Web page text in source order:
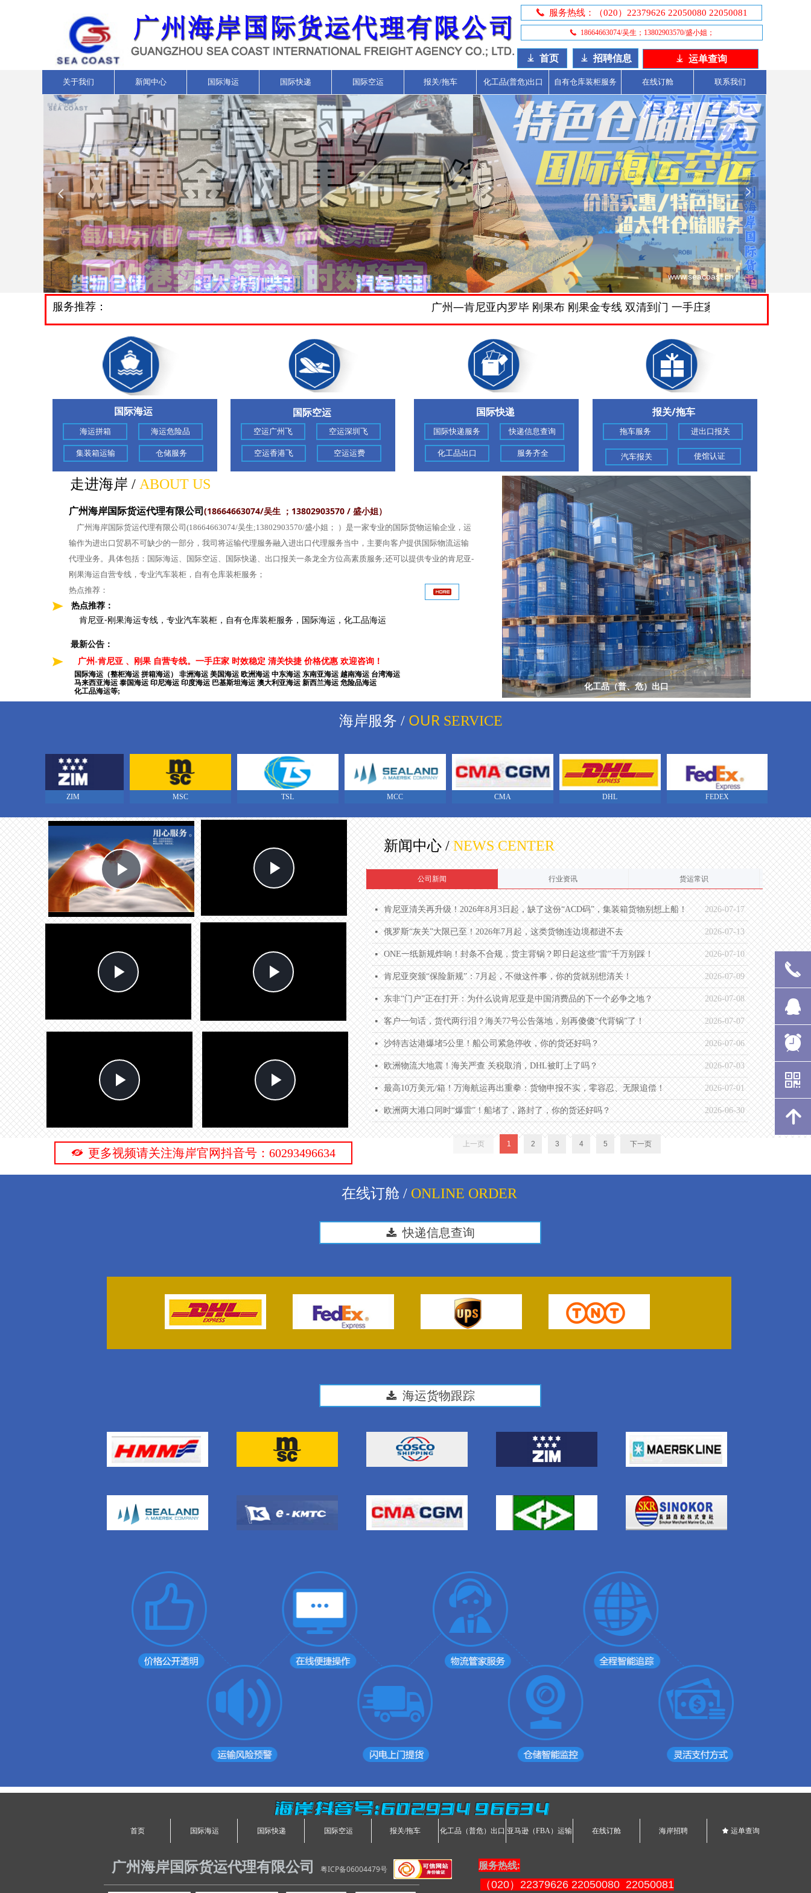
끅 18664663074/吴生；13802903570/盛小姐；
ꄈ 首页 ꄈ 招聘信息
끅 服务热线：（020）22379626 22050080 22050081
ꄈ 运单查询
www.seacoast.cn
关于我们 新闻中心 国际海运 国际快递 国际空运 报关/拖车 化工品(普危)出口 自有仓库装柜服务 在线订舱 联系我们
넳 넲
广州—肯尼亚内罗毕 刚果布 刚果金专线 双清到门 一手庄家 时效稳定 实力清关 特色仓
服务推荐：
广州海岸国际货运代理有限公司(18664663074/吴生;13802903570/盛小姐； ）是一家专业的国际货物运输企业，运
输作为进出口贸易不可缺少的一部分，我司将运输代理服务融入进出口代理服务当中，主要向客户提供国际物流运输
代理业务。具体包括：国际海运、国际空运、国际快递、出口报关一条龙全方位高素质服务;还可以提供专业的肯尼亚-
刚果海运自营专线，专业汽车装柜，自有仓库装柜服务；
热点推荐：
肯尼亚-刚果海运专线，专业汽车装柜，自有仓库装柜服务，国际海运，化工品海运
广州海岸国际货运代理有限公司(18664663074/吴生 ；13802903570 / 盛小姐）
国际海运
国际快递
国际空运
报关及拖车 化工品（普、危）出口
刚果金专线
新闻中心 / NEWS CENTER
公司新闻 行业资讯 货运常识
2026-07-17
넷 肯尼亚清关再升级！2026年8月3日起，缺了这份“ACD码”，集装箱货物别想上船！
2026-07-13
넷 俄罗斯“灰关”大限已至！2026年7月起，这类货物连边境都进不去
2026-07-10
넷 ONE一纸新规炸响！封条不合规，货主背锅？即日起这些“雷”千万别踩！
2026-07-09
넷 肯尼亚突颁“保险新规”：7月起，不做这件事，你的货就别想清关！
2026-07-08
넷 东非“门户”正在打开：为什么说肯尼亚是中国消费品的下一个必争之地？
2026-07-07
넷 客户一句话，货代两行泪？海关77号公告落地，别再傻傻“代背锅”了！
2026-07-06
넷 沙特吉达港爆堵5公里！船公司紧急停收，你的货还好吗？
2026-07-03
넷 欧洲物流大地震！海关严查 关税取消，DHL被盯上了吗？
2026-07-01
넷 最高10万美元/箱！万海航运再出重拳：货物申报不实，零容忍、无限追偿！
2026-06-30
넷 欧洲两大港口同时“爆雷”！船堵了，路封了，你的货还好吗？
上一页 1 2 3 4 5 下一页
Play
Video
Play
Video
Play
Video
Play
Play
Video
Play
Video
在线订舱 / ONLINE ORDER
끂 快递信息查询
끂 海运货物跟踪
走进海岸 / ABOUT US
国际空运
空运广州飞 空运深圳飞
空运运费
空运香港飞
国际海运
海运危险品
仓储服务
海运拼箱
集装箱运输
拖车服务
报关/拖车
进出口报关
汽车报关 使馆认证
国际快递服务
服务齐全
快递信息查询
化工品出口
国际快递
海岸服务 / OUR SERVICE
热点推荐：
肯尼亚-刚果海运专线，专业汽车装柜，自有仓库装柜服务，国际海运，化工品海运
最新公告：
广州-肯尼亚 、刚果 自营专线。一手庄家 时效稳定 清关快捷 价格优惠 欢迎咨询！
国际海运（整柜海运 拼箱海运） 非洲海运 美国海运 欧洲海运 中东海运 东南亚海运 越南海运 台湾海运
马来西亚海运 泰国海运 印尼海运 印度海运 巴基斯坦海运 澳大利亚海运 新西兰海运 危险品海运
化工品海运等;
뀉 更多视频请关注海岸官网抖音号：60293496634
广州海岸国际货运代理有限公司 粤ICP备06004479号 服务热线:
（020）22379626 22050080 22050081
首页 国际海运 国际快递 国际空运 报关/拖车 化工品（普危）出口 亚马逊（FBA）运输 在线订舱 海岸招聘 끄 运单查询
海岸抖音号：602934 96634
끅
뀩
뀥
낃
녕
끅
뀩
뀥
낃
녕
끅
뀩
뀥
낃
녕
끅
뀩
뀥
낃
녕
끅
뀩
뀥
낃
녕